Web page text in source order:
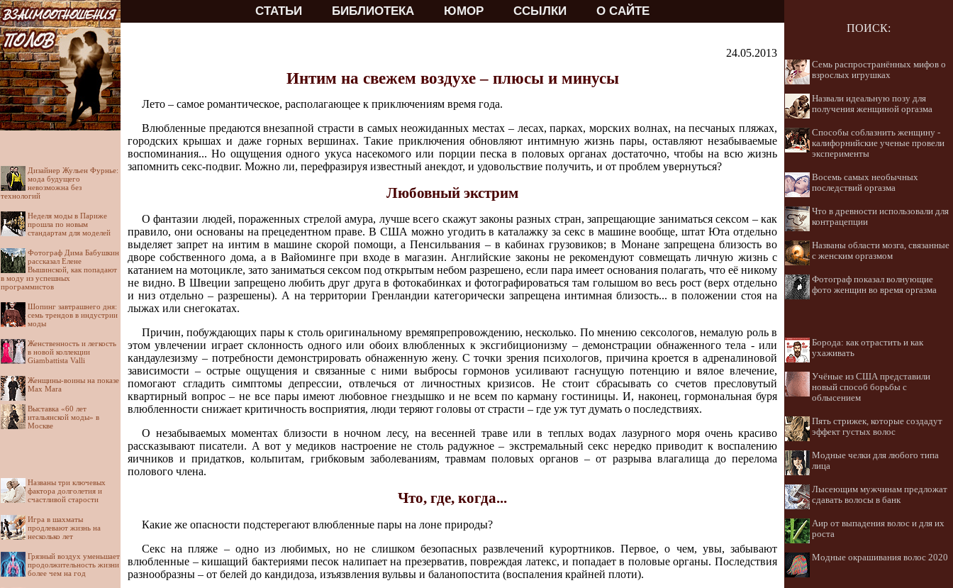
СТАТЬИ БИБЛИОТЕКА ЮМОР ССЫЛКИ О САЙТЕ
Дизайнер Жульен Фурнье:
мода будущего
невозможна без
технологий
Неделя моды в Париже
прошла по новым
стандартам для моделей
Фотограф Дима Бабушкин
рассказал Елене
Вышинской, как попадают
в моду из успешных
программистов
Шопинг завтрашнего дня:
семь трендов в индустрии
моды
Женственность и легкость
в новой коллекции
Giambattista Valli
Женщины-воины на показе
Max Mara
Выставка «60 лет
итальянской моды» в
Москве
Названы три ключевых
фактора долголетия и
счастливой старости
Игра в шахматы
продлевают жизнь на
несколько лет
Грязный воздух уменьшает
продолжительность жизни
более чем на год
24.05.2013
Интим на свежем воздухе – плюсы и минусы
Лето – самое романтическое, располагающее к приключениям время года.
Влюбленные предаются внезапной страсти в самых неожиданных местах – лесах, парках, морских волнах, на песчаных пляжах,
городских крышах и даже горных вершинах. Такие приключения обновляют интимную жизнь пары, оставляют незабываемые
воспоминания... Но ощущения одного укуса насекомого или порции песка в половых органах достаточно, чтобы на всю жизнь
запомнить секс-подвиг. Можно ли, перефразируя известный анекдот, и удовольствие получить, и от проблем увернуться?
Любовный экстрим
О фантазии людей, пораженных стрелой амура, лучше всего скажут законы разных стран, запрещающие заниматься сексом – как
правило, они основаны на прецедентном праве. В США можно угодить в каталажку за секс в машине вообще, штат Юта отдельно
выделяет запрет на интим в машине скорой помощи, а Пенсильвания – в кабинах грузовиков; в Монане запрещена близость во
дворе собственного дома, а в Вайоминге при входе в магазин. Английские законы не рекомендуют совмещать личную жизнь с
катанием на мотоцикле, зато заниматься сексом под открытым небом разрешено, если пара имеет основания полагать, что её никому
не видно. В Швеции запрещено любить друг друга в фотокабинках и фотографироваться там голышом во весь рост (верх отдельно
и низ отдельно – разрешены). А на территории Гренландии категорически запрещена интимная близость... в положении стоя на
лыжах или снегокатах.
Причин, побуждающих пары к столь оригинальному времяпрепровождению, несколько. По мнению сексологов, немалую роль в
этом увлечении играет склонность одного или обоих влюбленных к эксгибиционизму – демонстрации обнаженного тела - или
кандаулезизму – потребности демонстрировать обнаженную жену. С точки зрения психологов, причина кроется в адреналиновой
зависимости – острые ощущения и связанные с ними выбросы гормонов усиливают гаснущую потенцию и вялое влечение,
помогают сгладить симптомы депрессии, отвлечься от личностных кризисов. Не стоит сбрасывать со счетов пресловутый
квартирный вопрос – не все пары имеют любовное гнездышко и не всем по карману гостиницы. И, наконец, гормональная буря
влюбленности снижает критичность восприятия, люди теряют головы от страсти – где уж тут думать о последствиях.
О незабываемых моментах близости в ночном лесу, на весенней траве или в теплых водах лазурного моря очень красиво
рассказывают писатели. А вот у медиков настроение не столь радужное – экстремальный секс нередко приводит к воспалению
яичников и придатков, кольпитам, грибковым заболеваниям, травмам половых органов – от разрыва влагалища до перелома
полового члена.
Что, где, когда...
Какие же опасности подстерегают влюбленные пары на лоне природы?
Секс на пляже – одно из любимых, но не слишком безопасных развлечений курортников. Первое, о чем, увы, забывают
влюбленные – кишащий бактериями песок налипает на презерватив, повреждая латекс, и попадает в половые органы. Последствия
разнообразны – от белей до кандидоза, изъязвления вульвы и баланопостита (воспаления крайней плоти).
ПОИСК:
Семь распространённых мифов о
взрослых игрушках
Назвали идеальную позу для
получения женщиной оргазма
Способы соблазнить женщину -
калифорнийские ученые провели
эксперименты
Восемь самых необычных
последствий оргазма
Что в древности использовали для
контрацепции
Названы области мозга, связанные
с женским оргазмом
Фотограф показал волнующие
фото женщин во время оргазма
Борода: как отрастить и как
ухаживать
Учёные из США представили
новый способ борьбы с
облысением
Пять стрижек, которые создадут
эффект густых волос
Модные челки для любого типа
лица
Лысеющим мужчинам предложат
сдавать волосы в банк
Аир от выпадения волос и для их
роста
Модные окрашивания волос 2020